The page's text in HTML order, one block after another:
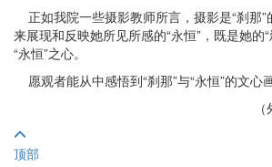
正如我院一些摄影教师所言，摄影是“刹那”
来展现和反映她所见所感的“永恒”，既是她的
“永恒”之心。
愿观者能从中感悟到“刹那”与“永恒”的文心
顶部